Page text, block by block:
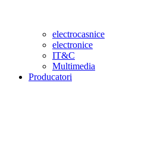
electrocasnice
electronice
IT&C
Multimedia
Producatori